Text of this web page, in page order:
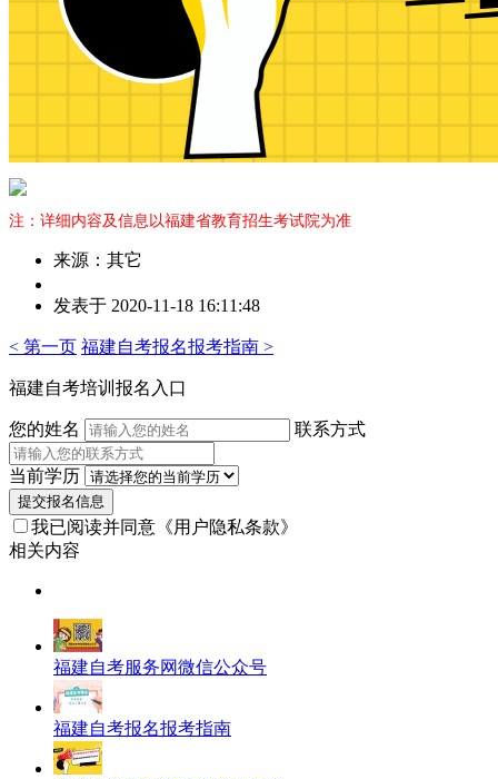
注：详细内容及信息以福建省教育招生考试院为准
来源：其它
者：
老
师
发表于 2020-11-18 16:11:48
< 第一页 福建自考报名报考指南 >
福建自考培训报名入口
您的姓名 联系方式
当前学历
提交报名信息
我已阅读并同意 《用户隐私条款》
相关内容
福建自考服务网微信公众号
福建自考报名报考指南